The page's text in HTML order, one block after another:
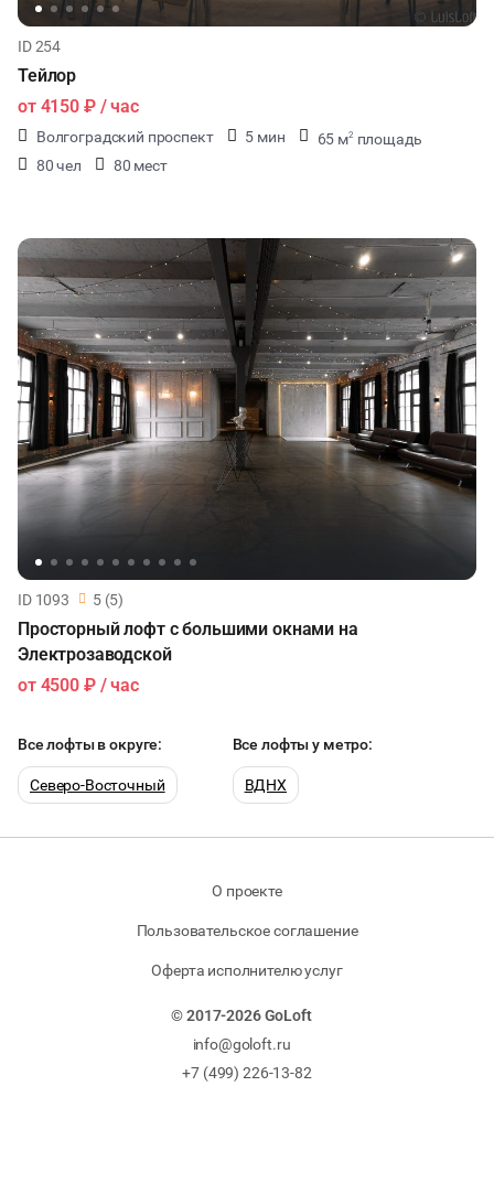
ID 254
Тейлор
от 4150 ₽/ час
Волгоградский проспект 5 мин 65 м2 площадь
80 чел
80 мест
ID 1093 5 (5)
Просторный лофт с большими окнами на
Электрозаводской
от 4500 ₽/ час
90 чел
50 мест
Все лофты в округе:
Северо-Восточный
Все лофты у метро:
ВДНХ
О проекте
Пользовательское соглашение
Оферта исполнителю услуг
© 2017-2026 GoLoft
info@goloft.ru
+7 (499) 226-13-82